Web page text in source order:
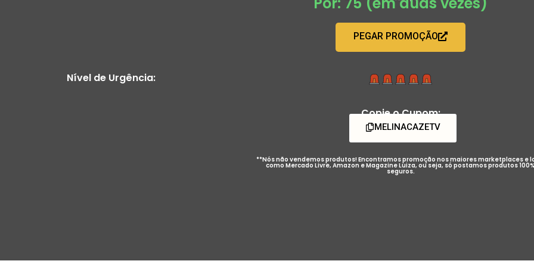
PEGAR PROMOÇÃO
Nível de Urgência:
Copie o Cupom:
MELINACAZETV
**Nós não vendemos produtos! Encontramos promoção nos maiores marketplaces e
como Mercado Livre, Amazon e Magazine Luiza, ou seja, só postamos produtos 100%
seguros.